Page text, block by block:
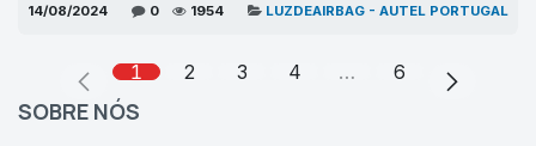
14/08/2024 0 1954 LUZDEAIRBAG - AUTEL PORTUGAL
1 2 3 4 … 6
SOBRE NÓS